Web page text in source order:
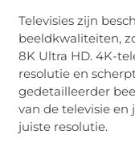
Televisies zijn
beeldkwaliteiten,
8K Ultra HD. 4K-
resolutie en
gedetailleerder
van de televisie
juiste resolutie.